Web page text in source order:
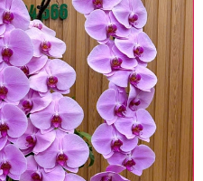
nên giá có thể sẽ
trên website. Khách
lòng chủ động hỏi lại
sẽ chủ động báo giá
hàng cụ thể.